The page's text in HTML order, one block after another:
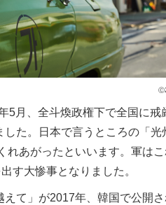
月、全斗煥政権下で全国に戒
た。日本で言うところの「
あがったといいます。軍は
す大惨事となりました。
」が2017年、韓国で公開さ